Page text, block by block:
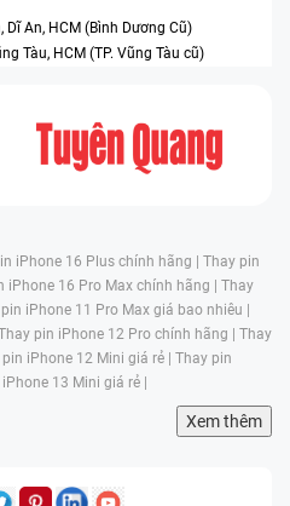
Dĩ An, HCM (Bình Dương Cũ)
Tàu, HCM (TP. Vũng Tàu cũ)
iPhone 16 Plus chính hãng | Thay pin
iPhone 16 Pro Max chính hãng | Thay
iPhone 11 Pro Max giá bao nhiêu |
pin iPhone 12 Pro chính hãng | Thay
iPhone 12 Mini giá rẻ | Thay pin
13 Mini giá rẻ |
Xem thêm